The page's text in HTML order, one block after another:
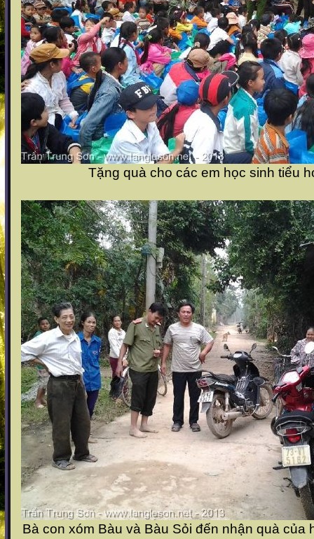
Tặng quà cho các em học sinh tiểu
Bà con xóm Bàu và Bàu Sỏi đến nhận quà của